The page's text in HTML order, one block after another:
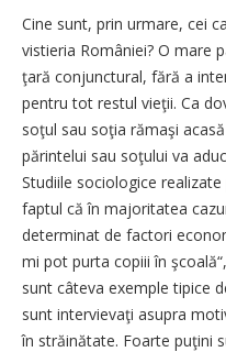
Cine sunt, prin urmare, cei
vistieria României? O mare
ţară conjunctural, fără a
pentru tot restul vieţii. Ca
soţul sau soţia rămaşi
părintelui sau soţului va
Studiile sociologice
faptul că în majoritatea
determinat de factori
mi pot purta copiii în
sunt câteva exemple tipice
sunt intervievaţi asupra
în străinătate. Foarte puţini